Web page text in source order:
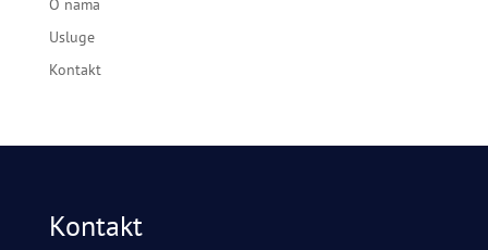
O nama
Usluge
Kontakt
Kontakt